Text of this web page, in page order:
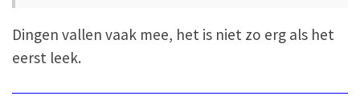
Dingen vallen vaak mee, het is niet zo erg als het
eerst leek.